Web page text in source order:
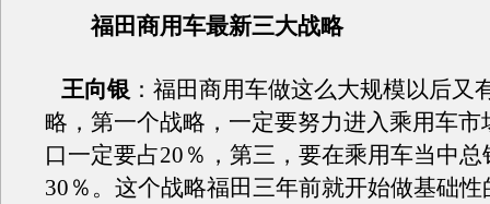
福田商用车最新三大战略
王向银 ：福田商用车做这么大规模以后又
略，第一个战略，一定要努力进入乘用车市
口一定要占20％，第三，要在乘用车当中总
30％。这个战略福田三年前就开始做基础